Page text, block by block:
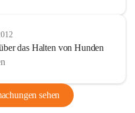
das Halten von Hunden
sehen